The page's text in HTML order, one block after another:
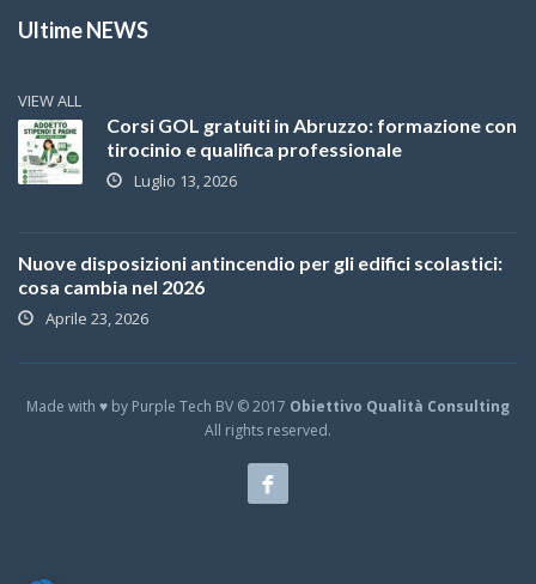
Ultime NEWS
VIEW ALL
Corsi GOL gratuiti in Abruzzo: formazione con
tirocinio e qualifica professionale
Luglio 13, 2026
Nuove disposizioni antincendio per gli edifici scolastici:
cosa cambia nel 2026
Aprile 23, 2026
Made with ♥ by Purple Tech BV © 2017 Obiettivo Qualità Consulting
All rights reserved.